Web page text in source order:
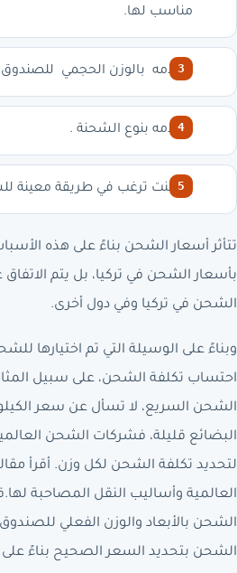
مناسب لها.
إعلامه بالوزن الحجمي
إعلامه بنوع الشحنة .
إذا كنت ترغب في طريقة معينة
تتأثر أسعار الشحن بناءً على هذه
بأسعار الشحن في تركيا، بل يتم
الشحن في تركيا وفي دول أخرى.
وبناءً على الوسيلة التي تم اختيارها
احتساب تكلفة الشحن، على سبيل
الشحن السريع، لا تسأل عن سعر
البضائع قليلة، فشركات الشحن
لتحديد تكلفة الشحن لكل وزن. أقرأ
العالمية وأساليب النقل المصاحبة
الشحن بالأبعاد والوزن الفعلي
الشحن بتحديد السعر الصحيح بناءً